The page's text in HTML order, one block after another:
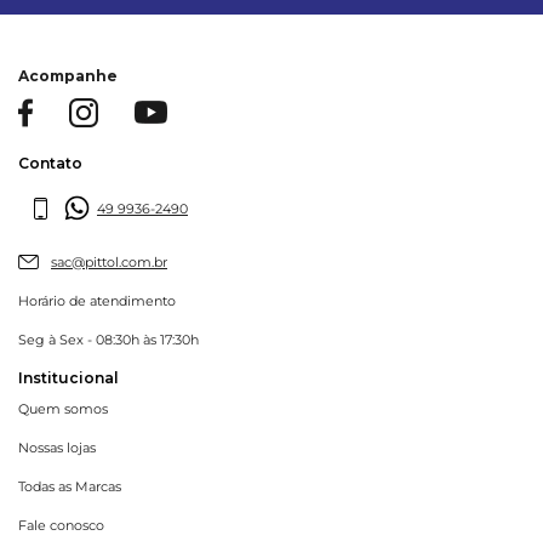
Acompanhe
Contato
49 9936-2490
sac@pittol.com.br
Horário de atendimento
Seg à Sex - 08:30h às 17:30h
Institucional
Quem somos
Nossas lojas
Todas as Marcas
Fale conosco